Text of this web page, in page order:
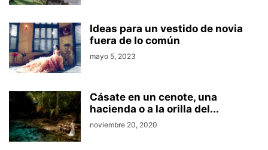
Ideas para un vestido de novia
fuera de lo común
mayo 5, 2023
Cásate en un cenote, una
hacienda o a la orilla del...
noviembre 20, 2020